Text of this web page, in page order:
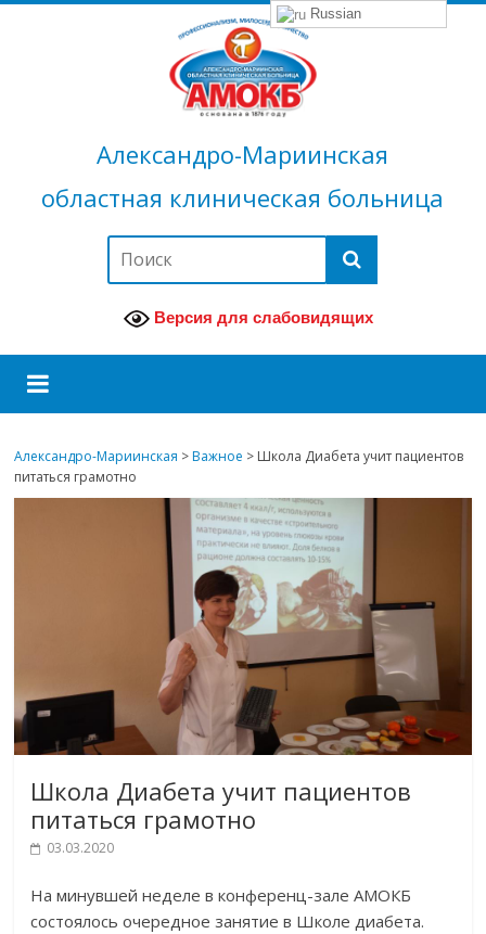
Александро-Мариинская
областная клиническая больница
Версия для слабовидящих
Александро-Мариинская >Важное > Школа Диабета учит пациентов
питаться грамотно
Школа Диабета учит пациентов
питаться грамотно
03.03.2020
На минувшей неделе в конференц-зале АМОКБ
состоялось очередное занятие в Школе диабета.
Russian